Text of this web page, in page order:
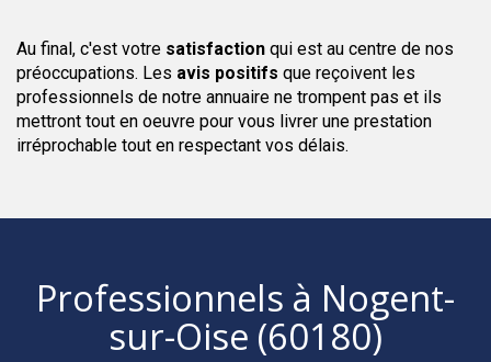
Au final, c'est votre satisfaction qui est au centre de nos
préoccupations. Les avis positifs que reçoivent les
professionnels de notre annuaire ne trompent pas et ils
mettront tout en oeuvre pour vous livrer une prestation
irréprochable tout en respectant vos délais.
Professionnels à Nogent-
sur-Oise (60180)